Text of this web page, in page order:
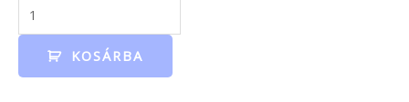
KOSÁRBA